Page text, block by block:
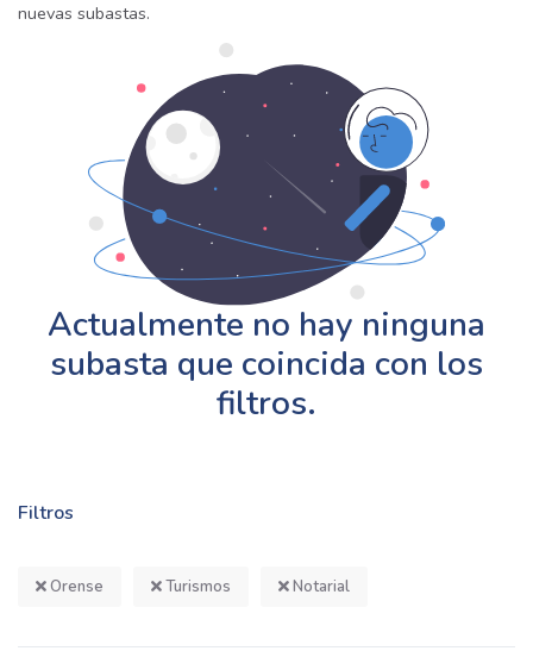
Filtros
Orense Turismos Notarial
nuevas subastas.
Actualmente no hay ninguna
subasta que coincida con los
filtros.